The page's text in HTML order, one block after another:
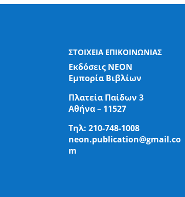
ΣΤΟΙΧΕΙΑ ΕΠΙΚΟΙΝΩΝΙΑΣ
Εκδόσεις ΝΕΟΝ
Εμπορία Βιβλίων
Πλατεία Παίδων 3
Αθήνα – 11527
Τηλ:210-748-1008
neon.publication@gmail.co
m